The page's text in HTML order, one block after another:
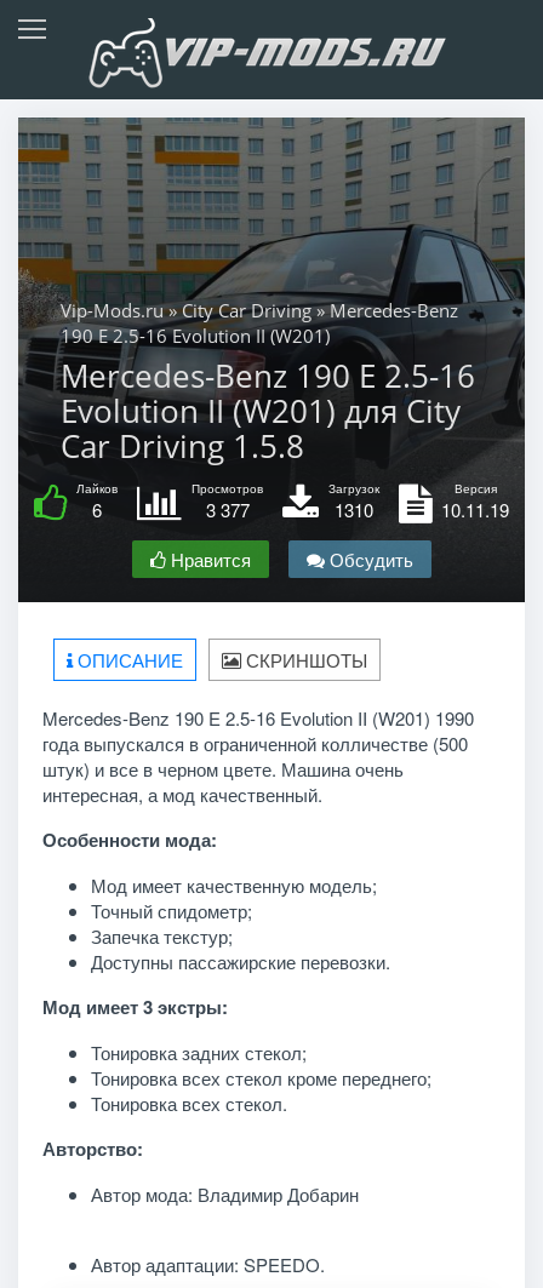
Vip-Mods.ru»City Car Driving» Mercedes-Benz
190 E 2.5-16 Evolution II (W201)
Mercedes-Benz 190 E 2.5-16
Evolution II (W201) для City
Car Driving 1.5.8
Лайков
6
Просмотров
3 377
Загрузок
1310
Версия
10.11.19
Нравится
Обсудить
ОПИСАНИЕ СКРИНШОТЫ
Mercedes-Benz 190 E 2.5-16 Evolution II (W201) 1990
года выпускался в ограниченной колличестве (500
штук) и все в черном цвете. Машина очень
интересная, а мод качественный.
Особенности мода:
Мод имеет качественную модель;
Точный спидометр;
Запечка текстур;
Доступны пассажирские перевозки.
Мод имеет 3 экстры:
Тонировка задних стекол;
Тонировка всех стекол кроме переднего;
Тонировка всех стекол.
Авторство:
Автор мода: Владимир Добарин
Автор адаптации: SPEEDO.